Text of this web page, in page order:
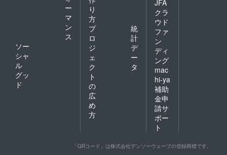
ー
マ
ン
ス
ソー
シャ
ル
グッ
ド
り
方
プ
ロ
ジ
ェ
ク
ト
の
広
め
方
統
計
デ
ー
タ
JFA
クラ
ウド
ファ
ン
ディ
ング
mac
hi-ya
補助
金申
請サ
ポー
ト
「QRコード」は株式会社デンソーウェーブの登録商標です。